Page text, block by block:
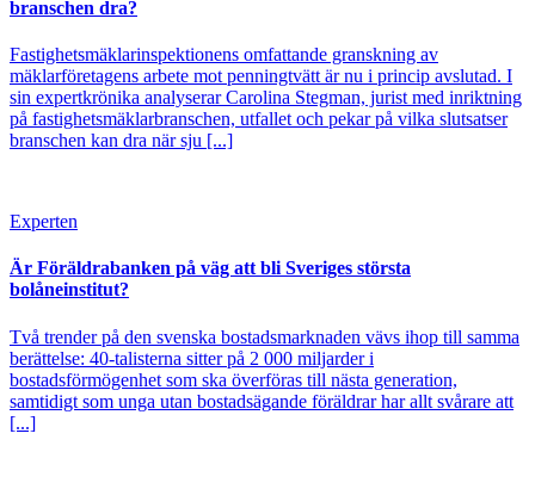
branschen dra?
Fastighetsmäklarinspektionens omfattande granskning av
mäklarföretagens arbete mot penningtvätt är nu i princip avslutad. I
sin expertkrönika analyserar Carolina Stegman, jurist med inriktning
på fastighetsmäklarbranschen, utfallet och pekar på vilka slutsatser
branschen kan dra när sju [...]
Experten
Är Föräldrabanken på väg att bli Sveriges största
bolåneinstitut?
Två trender på den svenska bostadsmarknaden vävs ihop till samma
berättelse: 40-talisterna sitter på 2 000 miljarder i
bostadsförmögenhet som ska överföras till nästa generation,
samtidigt som unga utan bostadsägande föräldrar har allt svårare att
[...]